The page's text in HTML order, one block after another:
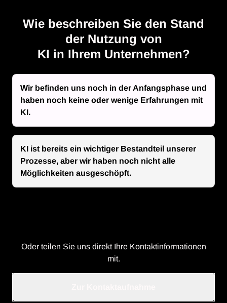
Wie beschreiben Sie den Stand
der Nutzung von
KI in Ihrem Unternehmen?
Wir befinden uns noch in der Anfangsphase und
haben noch keine oder wenige Erfahrungen mit
KI.
KI ist bereits ein wichtiger Bestandteil unserer
Prozesse, aber wir haben noch nicht alle
Möglichkeiten ausgeschöpft.
Oder teilen Sie uns direkt Ihre Kontaktinformationen
mit.